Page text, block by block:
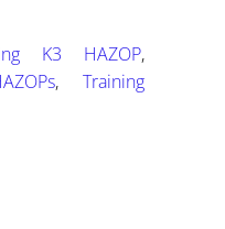
K3 HAZOP,
, Training